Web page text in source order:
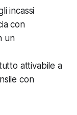
incassi
con
un
attivabile a
con